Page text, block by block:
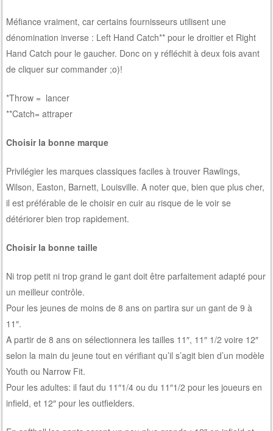
Méfiance vraiment, car certains fournisseurs utilisent une
dénomination inverse : Left Hand Catch** pour le droitier et Right
Hand Catch pour le gaucher. Donc on y réfléchit à deux fois avant
de cliquer sur commander ;o)!
*Throw = lancer
**Catch= attraper
Choisir la bonne marque
Privilégier les marques classiques faciles à trouver Rawlings,
Wilson, Easton, Barnett, Louisville. A noter que, bien que plus cher,
il est préférable de le choisir en cuir au risque de le voir se
détériorer bien trop rapidement.
Choisir la bonne taille
Ni trop petit ni trop grand le gant doit être parfaitement adapté pour
un meilleur contrôle.
Pour les jeunes de moins de 8 ans on partira sur un gant de 9 à
11″.
A partir de 8 ans on sélectionnera les tailles 11″, 11″ 1/2 voire 12″
selon la main du jeune tout en vérifiant qu’il s’agit bien d’un modèle
Youth ou Narrow Fit.
Pour les adultes: il faut du 11″1/4 ou du 11″1/2 pour les joueurs en
infield, et 12″ pour les outfielders.